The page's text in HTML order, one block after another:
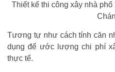
Thiết kế thi công xây nhà
Tương tự như cách tính căn
dụng để ước lượng chi phí
thực tế.